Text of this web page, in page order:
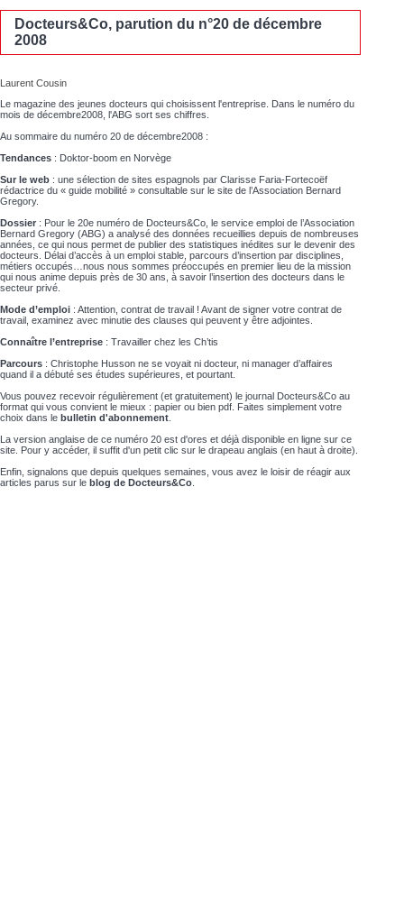
Docteurs&Co, parution du n°20 de décembre
2008
Laurent Cousin
Le magazine des jeunes docteurs qui choisissent l'entreprise. Dans le numéro du
mois de décembre2008, l'ABG sort ses chiffres.
Au sommaire du numéro 20 de décembre2008 :
Tendances : Doktor-boom en Norvège
Sur le web : une sélection de sites espagnols par Clarisse Faria-Fortecoëf
rédactrice du « guide mobilité » consultable sur le site de l’Association Bernard
Gregory.
Dossier : Pour le 20e numéro de Docteurs&Co, le service emploi de l’Association
Bernard Gregory (ABG) a analysé des données recueillies depuis de nombreuses
années, ce qui nous permet de publier des statistiques inédites sur le devenir des
docteurs. Délai d’accès à un emploi stable, parcours d’insertion par disciplines,
métiers occupés…nous nous sommes préoccupés en premier lieu de la mission
qui nous anime depuis près de 30 ans, à savoir l’insertion des docteurs dans le
secteur privé.
Mode d’emploi : Attention, contrat de travail ! Avant de signer votre contrat de
travail, examinez avec minutie des clauses qui peuvent y être adjointes.
Connaître l’entreprise : Travailler chez les Ch’tis
Parcours : Christophe Husson ne se voyait ni docteur, ni manager d’affaires
quand il a débuté ses études supérieures, et pourtant.
Vous pouvez recevoir régulièrement (et gratuitement) le journal Docteurs&Co au
format qui vous convient le mieux : papier ou bien pdf. Faites simplement votre
choix dans le bulletin d'abonnement
La version anglaise de ce numéro 20 est d'ores et déjà disponible en ligne sur ce
site. Pour y accéder, il suffit d'un petit clic sur le drapeau anglais (en haut à droite).
Enfin, signalons que depuis quelques semaines, vous avez le loisir de réagir aux
articles parus sur le blog de Docteurs&Co